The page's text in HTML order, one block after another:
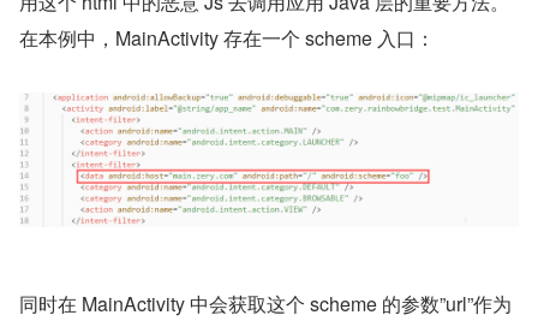
在本例中，MainActivity 存在一个 scheme 入口：
同时在 MainActivity 中会获取这个 scheme 的参数”url”作为